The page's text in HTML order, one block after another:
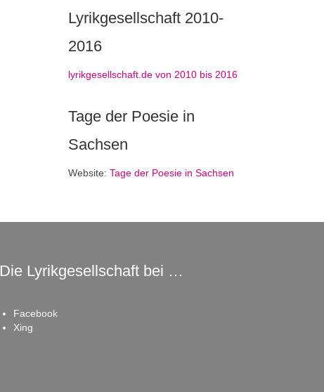
Lyrikgesellschaft 2010-
2016
lyrikgesellschaft.de von 2010 bis 2016
Tage der Poesie in
Sachsen
Website: Tage der Poesie in Sachsen
Die Lyrikgesellschaft bei …
Facebook
Xing